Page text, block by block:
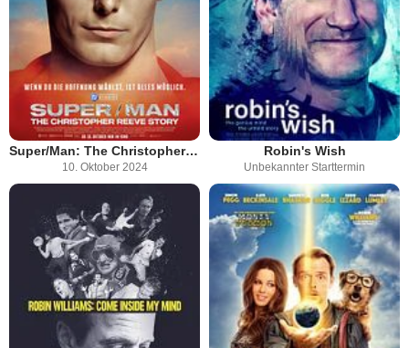
Super/Man: The Christopher Reeve Story
10. Oktober 2024
Robin's Wish
Unbekannter Starttermin